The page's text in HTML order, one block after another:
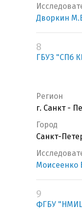
Дворкин
8
ГБУЗ "СПб
Регион
г. Санкт -
Город
Санкт-
Моисеенко
9
ФГБУ